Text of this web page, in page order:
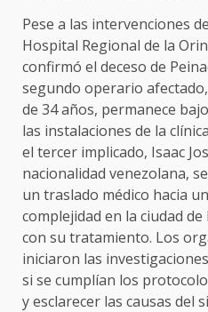
Pese a las intervenciones
Hospital Regional de la
confirmó el deceso de
segundo operario
de 34 años, permanece
las instalaciones de la
el tercer implicado, Isaac
nacionalidad venezolana,
un traslado médico hacia
complejidad en la ciudad
con su tratamiento. Los
iniciaron las
si se cumplían los
y esclarecer las causas del